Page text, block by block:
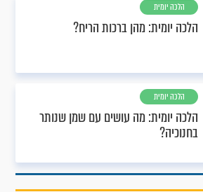
הלכה יומית
הלכה יומית: מהן ברכות הריח?
הלכה יומית
הלכה יומית: מה עושים עם שמן שנותר
בחנוכיה?